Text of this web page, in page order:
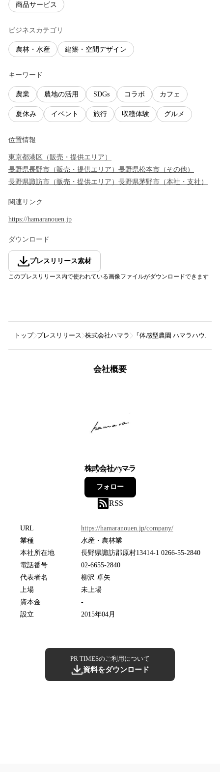
商品サービス
ビジネスカテゴリ
農林・水産 建築・空間デザイン
キーワード
農業 農地の活用 SDGs コラボ カフェ
夏休み イベント 旅行 収穫体験 グルメ
位置情報
東京都港区 （ 販売・提供エリア ）
長野県長野市 （ 販売・提供エリア ） 長野県松本市 （ その他）
長野県諏訪市 （ 販売・提供エリア ） 長野県茅野市 （本社・支社 ）
関連リンク
https://hamaranouen.jp
ダウンロード
プレスリリース素材
このプレスリリース内で使われている画像ファイルがダウンロードできます
トップ プレスリリース 株式会社ハマラ 『体感型農園 ハマラハウス
会社概要
株式会社ハマラ
0フォロワー
フォロー
RSS
URL
https://hamaranouen.jp/company/
業種
水産・農林業
本社所在地
長野県諏訪郡原村13414-1 0266-55-2840
電話番号
02-6655-2840
代表者名
柳沢 卓矢
上場
未上場
資本金
-
設立
2015年04月
PR TIMESのご利用について
資料をダウンロード